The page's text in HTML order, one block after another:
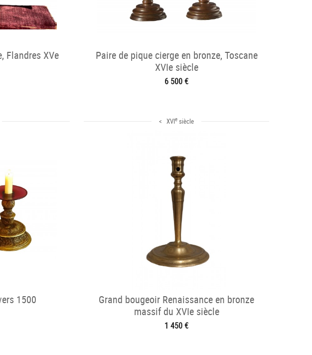
Flandres XVe
Paire de pique cierge en bronze, Toscane
XVIe siècle
6 500 €
1500
< XVIe siècle
Grand bougeoir Renaissance en bronze
massif du XVIe siècle
1 450 €